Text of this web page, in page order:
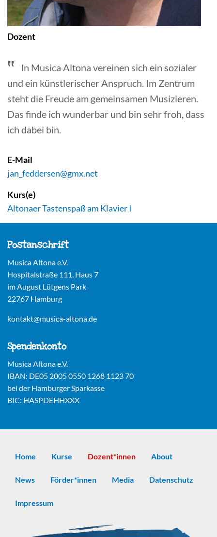
Dozent
In Musica Altona vereinen sich ein sozialer
und ein künstlerischer Anspruch. Im Zentrum
steht die Freude am gemeinsamen Musizieren.
Das finde ich wunderbar und bin sehr froh, dass
ich dabei bin.
E-Mail
jan_feddersen@gmx.net
Kurs(e)
Altonaer Tastenspaß am Klavier I
Postanschrift
Musica Altona e.V.
Hospitalstraße 111, Haus 7
im August Lütgens Park
22767 Hamburg
kontakt@musica-altona.de
Spendenkonto
Musica Altona e.V.
IBAN: DE05 2005 0550 1268 1123 70
bei der Hamburger Sparkasse
BIC: HASPDEHHXXX
Home Kurse Dozent*innen About
News Förder*innen Media Datenschutz
Impressum